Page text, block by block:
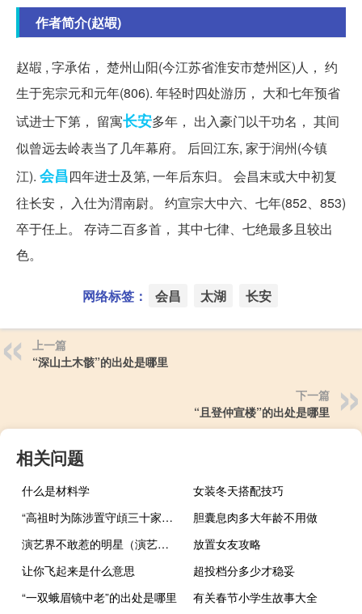
作者简介(赵嘏)
赵嘏 , 字承佑， 楚州山阳(今江苏省淮安市楚州区)人， 约
生于宪宗元和元年(806). 年轻时四处游历， 大和七年预省
试进士下第， 留寓长安多年， 出入豪门以干功名， 其间
似曾远去岭表当了几年幕府。 后回江东, 家于润州(今镇
江). 会昌四年进士及第, 一年后东归。 会昌末或大中初复
往长安， 入仕为渭南尉。 约宣宗大中六、七年(852、853)
卒于任上。 存诗二百多首， 其中七律、七绝最多且较出
色。
网络标签： 会昌 太湖 长安
上一篇
“深山土木骸”的出处是哪里
下一篇
“且登仲宣楼”的出处是哪里
相关问题
什么是材料学
女装冬天搭配技巧
“高祖时为陈涉置守頉三十家砀”的出处是哪里
胆囊息肉多大年龄不用做
演艺界不敢惹的明星（演艺界潜规则）
放置女友攻略
让你飞起来是什么意思
超投档分多少才稳妥
“一双蛾眉镜中老”的出处是哪里
有关春节小学生故事大全